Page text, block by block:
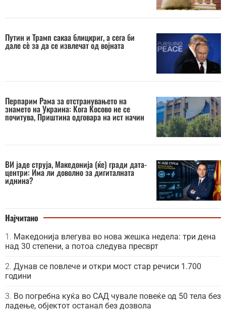
Путин и Трамп сакаа блицкриг, a сега би
дале сè за да се извлечат од војната
Перпарим Рама за отстранувањето на
знамето на Украина: Кога Косово не се
почитува, Приштина одговара на ист начин
ВИ јаде струја, Македонија (ќе) гради дата-
центри: Има ли доволно за дигиталната
иднина?
Најчитано
Македонија влегува во нова жешка недела: три дена
над 30 степени, а потоа следува пресврт
Дунав се повлече и откри мост стар речиси 1.700
години
Во погребна куќа во САД чувале повеќе од 50 тела без
ладење, објектот останал без дозвола